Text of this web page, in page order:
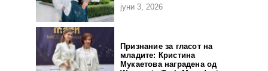
јуни 3, 2026
Признание за гласот на
младите: Кристина
Мукаетова наградена од